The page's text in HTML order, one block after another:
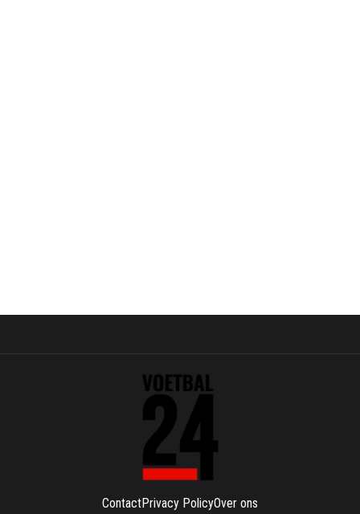
ContactPrivacy PolicyOver ons